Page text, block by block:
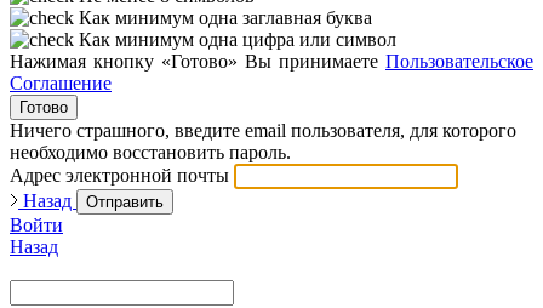
Как минимум одна заглавная буква
Как минимум одна цифра или символ
Нажимая кнопку «Готово» Вы принимаете Пользовательское
Соглашение
Готово
Ничего страшного, введите email пользователя, для которого
необходимо восстановить пароль.
Адрес электронной почты
Назад
Отправить
Войти
Назад